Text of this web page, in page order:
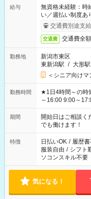
給与
無資格未経験：
い／週払い制度あ
完了次第のお支払
交通費別途支
交通費 交通費全
勤務地
新潟市東区
東新潟駅 / 大形駅
＜シニア向けマ
勤務時間
★1日4時間～の時短シフトOK ★スタ
～16:00 9:00～17:00
の場合、他のお仕
せん ※法令に基づ
象となります ※労
り、短時間・短期
期間
開始日はご相談
でも働けます！
特徴 日払いOK / 履歴
服装自由 / シフト
ソコンスキル不要
気になる！